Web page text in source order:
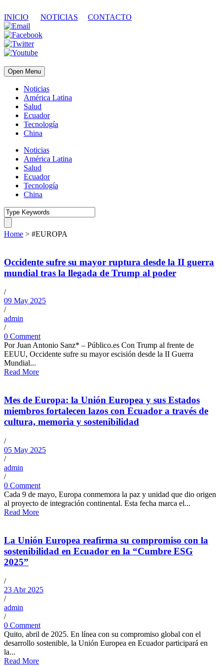
INICIO NOTICIAS CONTACTO
Open Menu
Noticias
América Latina
Salud
Ecuador
Tecnología
China
Noticias
América Latina
Salud
Ecuador
Tecnología
China
Home > #EUROPA
Occidente sufre su mayor ruptura desde la II guerra
mundial tras la llegada de Trump al poder
/
09 May 2025
/
admin
/
0 Comment
Por Juan Antonio Sanz* – Público.es Con Trump al frente de
EEUU, Occidente sufre su mayor escisión desde la II Guerra
Mundial...
Read More
Mes de Europa: la Unión Europea y sus Estados
miembros fortalecen lazos con Ecuador a través de
cultura, memoria y sostenibilidad
/
05 May 2025
/
admin
/
0 Comment
Cada 9 de mayo, Europa conmemora la paz y unidad que dio origen
al proyecto de integración continental. Esta fecha marca el...
Read More
La Unión Europea reafirma su compromiso con la
sostenibilidad en Ecuador en la “Cumbre ESG
2025”
/
23 Abr 2025
/
admin
/
0 Comment
Quito, abril de 2025. En línea con su compromiso global con el
desarrollo sostenible, la Unión Europea en Ecuador participará en
la...
Read More